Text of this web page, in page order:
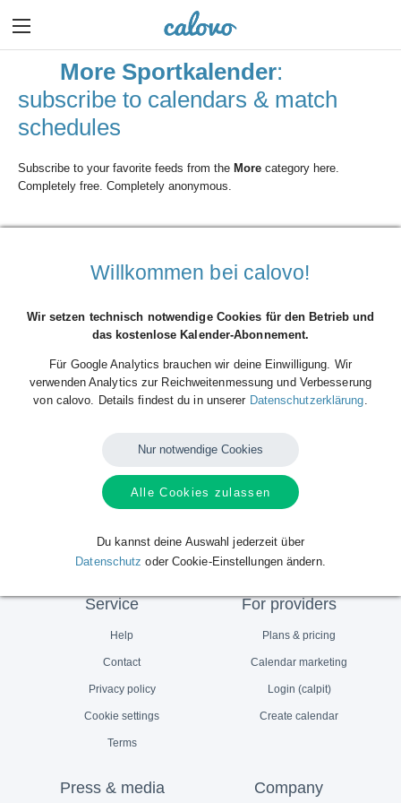
More Sportkalender:
subscribe to calendars & match
schedules
Subscribe to your favorite feeds from the More category here.
Completely free. Completely anonymous.
All calendars
Service
Help
Contact
Privacy policy
Cookie settings
Terms
For providers
Plans & pricing
Calendar marketing
Login (calpit)
Create calendar
Press & media Company
Willkommen bei calovo!
Wir setzen technisch notwendige Cookies für den Betrieb und
das kostenlose Kalender-Abonnement.
Für Google Analytics brauchen wir deine Einwilligung. Wir
verwenden Analytics zur Reichweitenmessung und Verbesserung
von calovo. Details findest du in unserer Datenschutzerklärung
Nur notwendige Cookies
Alle Cookies zulassen
Du kannst deine Auswahl jederzeit über
Datenschutz oder Cookie-Einstellungen ändern.